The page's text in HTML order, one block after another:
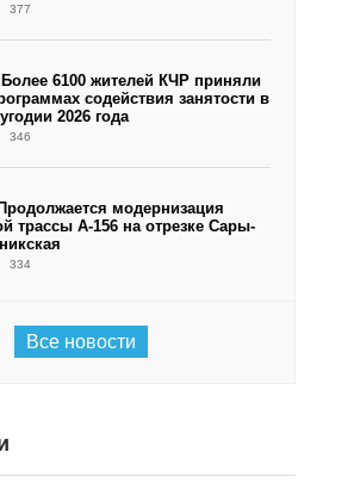
377
6100 жителей КЧР приняли
содействия занятости в
2026 года
346
модернизация
трассы А-156 на отрезке Сары-
334
Все новости